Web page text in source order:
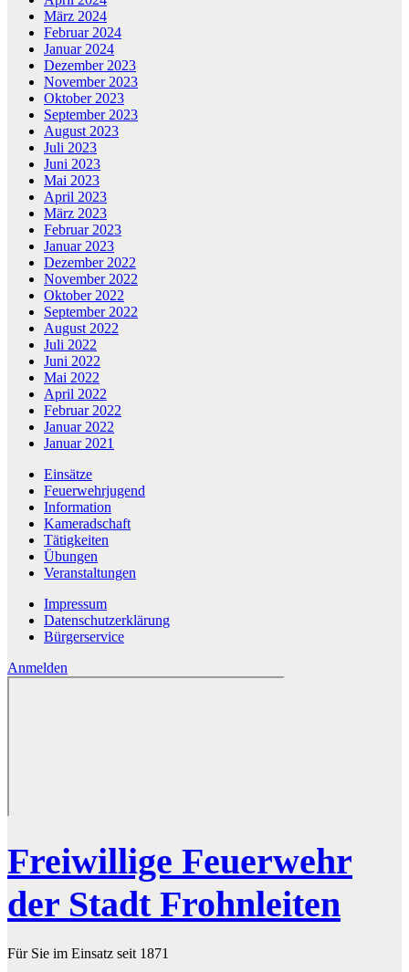
März 2024
Februar 2024
Januar 2024
Dezember 2023
November 2023
Oktober 2023
September 2023
August 2023
Juli 2023
Juni 2023
Mai 2023
April 2023
März 2023
Februar 2023
Januar 2023
Dezember 2022
November 2022
Oktober 2022
September 2022
August 2022
Juli 2022
Juni 2022
Mai 2022
April 2022
Februar 2022
Januar 2022
Januar 2021
Einsätze
Feuerwehrjugend
Information
Kameradschaft
Tätigkeiten
Übungen
Veranstaltungen
Impressum
Datenschutzerklärung
Bürgerservice
Anmelden
Freiwillige Feuerwehr
der Stadt Frohnleiten
Für Sie im Einsatz seit 1871